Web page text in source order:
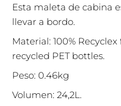
Esta maleta de cabina
llevar a bordo.
Material: 100%
recycled PET bottles.
Peso: 0.46kg
Volumen: 24,2L.